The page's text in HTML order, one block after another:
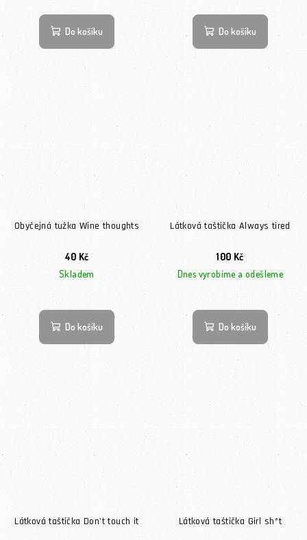
Do košíku Do košíku
Obyčejná tužka Wine thoughts
40 Kč
Skladem
Do košíku
Látková taštička Always tired
100 Kč
Dnes vyrobíme a odešleme
Do košíku
Látková taštička Don't touch it Látková taštička Girl sh*t